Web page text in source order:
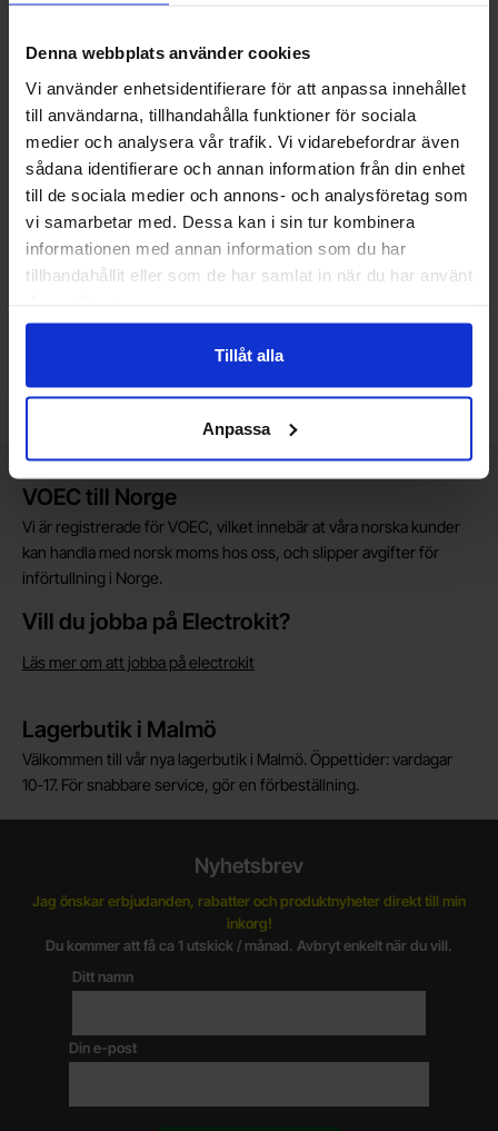
Denna webbplats använder cookies
Vi använder enhetsidentifierare för att anpassa innehållet
till användarna, tillhandahålla funktioner för sociala
medier och analysera vår trafik. Vi vidarebefordrar även
sådana identifierare och annan information från din enhet
till de sociala medier och annons- och analysföretag som
vi samarbetar med. Dessa kan i sin tur kombinera
informationen med annan information som du har
tillhandahållit eller som de har samlat in när du har använt
Tillåt alla
Anpassa
BC547B TO-92 NPN 45V 100mA
Art. nr
41015024
Från
0.30 SEK
Inklusive 25% moms
Köp (10st)
Mängdrabatt
Antal Pris /st
1-till
24 st
1.15 SEK
25 -till99 st
0.70 SEK
st
Motstånd metallfilm 0.6W 1%
Art. nr
40811610
Slut i lager, beräknad leverans 2026-08-14
Från
0.15 SEK
, Motstånd
Mängdrabatt
AntalPris /st
1-till
24 st
25 -till99 st
Kort allmän information
VOEC till Norge
Vi är registrerade för VOEC, vilket innebär at våra norska kunder
kan handla med norsk moms hos oss, och slipper avgifter för
införtullning i Norge.
Vill du jobba på Electrokit?
Läs mer om att jobba på electrokit
Lagerbutik i Malmö
Välkommen till vår nya lagerbutik i Malmö. Öppettider: vardagar
10-17. För snabbare service, gör en förbeställning.
Nyhetsbrev
Jag önskar erbjudanden, rabatter och produktnyheter direkt till min
inkorg!
Du kommer att få ca 1 utskick / månad. Avbryt enkelt när du vill.
Ditt namn
Din e-post